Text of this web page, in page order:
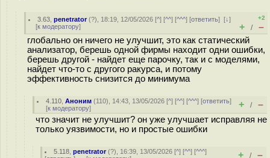
3.63 ,penetrator(?), 18:19, 12/05/2026 [^] [^^] [^^^] [ответить][↓]
[к модератору]
+2
+ / –
глобально он ничего не улучшит, это как статический
анализатор, берешь одной фирмы находит одни ошибки,
берешь другой - найдет еще парочку, так и с моделями,
найдет что-то с другого ракурса, и потому
эффективность снизится до минимума
4.110 ,Аноним (110), 14:43, 13/05/2026 [^] [^^] [^^^] [ответить]
[к модератору] + / –
что значит не улучшит? он уже улучшает исправляя не
только уязвимости, но и простые ошибки
5.118 ,penetrator(?), 16:39, 13/05/2026 [^] [^^] [^^^]
+ / –